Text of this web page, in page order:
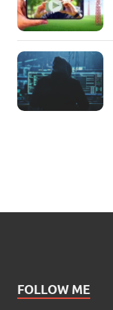
FOLLOW ME